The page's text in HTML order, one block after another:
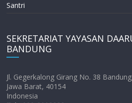
Santri
SEKRETARIAT YAYASAN
BANDUNG
Jl. Gegerkalong Girang No. 38
Jawa Barat, 40154
Indonesia